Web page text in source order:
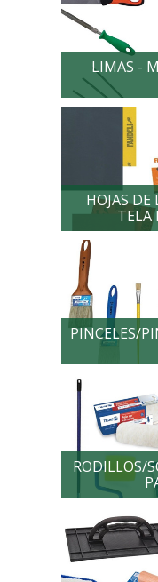
LIMAS -
HOJAS DE
TELA
PINCELES/
RODILLOS/